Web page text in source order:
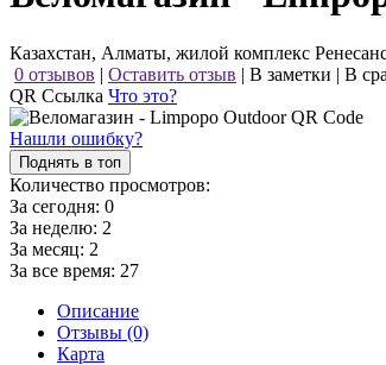
Казахстан, Алматы, жилой комплекс
0 отзывов | Оставить отзыв | В заметки | В
QR Ссылка Что это?
Нашли ошибку?
Поднять в топ
Количество просмотров:
За сегодня: 0
За неделю: 2
За месяц: 2
За все время: 27
Описание
Отзывы (0)
Карта